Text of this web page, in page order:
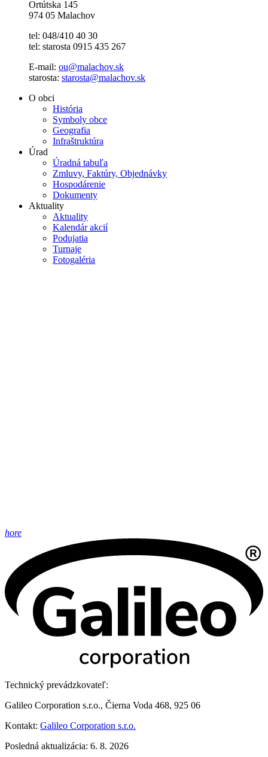
Ortútska 145
974 05 Malachov
tel: 048/410 40 30
tel: starosta 0915 435 267
E-mail: ou@malachov.sk
starosta: starosta@malachov.sk
O obci
História
Symboly obce
Geografia
Infraštruktúra
Úrad
Úradná tabuľa
Zmluvy, Faktúry, Objednávky
Hospodárenie
Dokumenty
Aktuality
Aktuality
Kalendár akcií
Podujatia
Turnaje
Fotogaléria
hore
Technický prevádzkovateľ:
Galileo Corporation s.r.o., Čierna Voda 468, 925 06
Kontakt: Galileo Corporation s.r.o.
Posledná aktualizácia: 6. 8. 2026